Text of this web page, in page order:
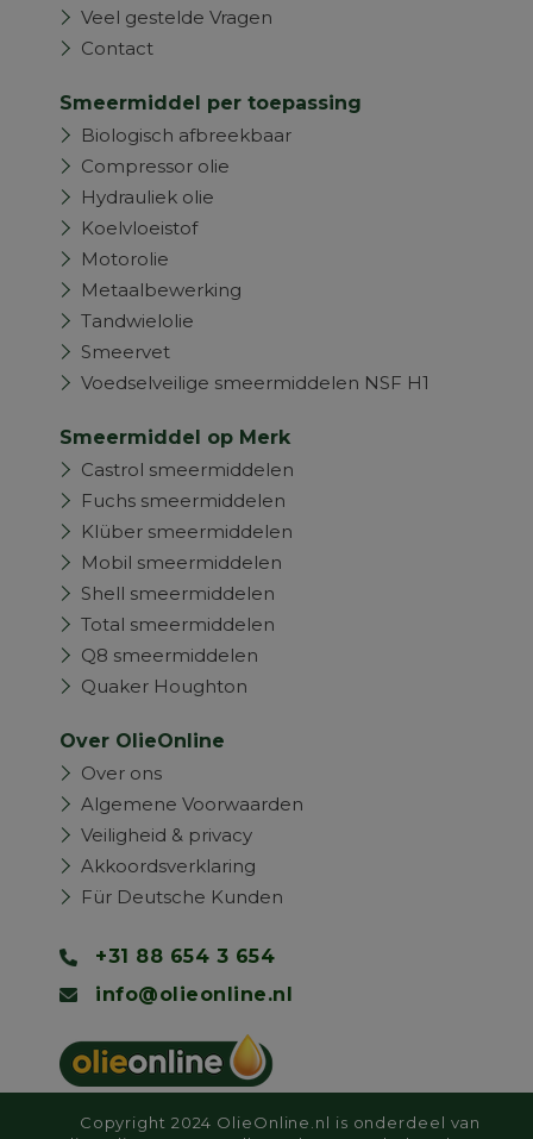
Veel gestelde Vragen
Contact
Smeermiddel per toepassing
Biologisch afbreekbaar
Compressor olie
Hydrauliek olie
Koelvloeistof
Motorolie
Metaalbewerking
Tandwielolie
Smeervet
Voedselveilige smeermiddelen NSF H1
Smeermiddel op Merk
Castrol smeermiddelen
Fuchs smeermiddelen
Klüber smeermiddelen
Mobil smeermiddelen
Shell smeermiddelen
Total smeermiddelen
Q8 smeermiddelen
Quaker Houghton
Over OlieOnline
Over ons
Algemene Voorwaarden
Veiligheid & privacy
Akkoordsverklaring
Für Deutsche Kunden
+31 88 654 3 654
info@olieonline.nl
Copyright 2024 OlieOnline.nl is onderdeel van